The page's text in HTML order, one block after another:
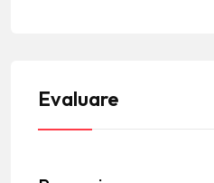
Evaluare